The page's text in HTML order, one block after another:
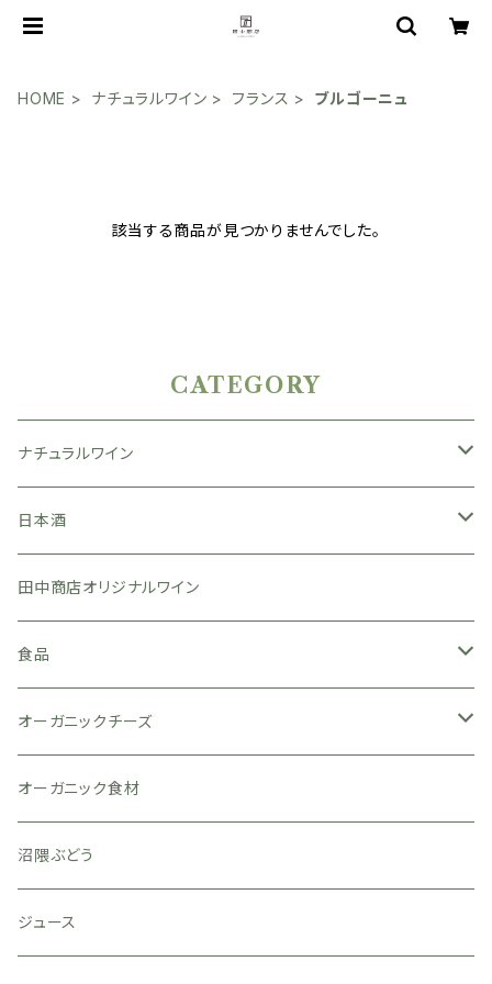
HOME ナチュラルワイン フランス ブルゴーニュ
該当する商品が見つかりませんでした。
CATEGORY
ナチュラルワイン
日本
広島県
岡山県
北海道
フランス
ブルゴーニュ
ロワール
イタリア
スペイン
オーストラリア
南アフリカ
赤ワイン
日本酒
広島県
亀齢酒造
山岡酒造
山口県
八百新酒造
田中商店オリジナルワイン
食品
味噌
名刀味噌本舗
ジュース
お茶
オーガニックチーズ
ヴィアザビオ
オーガニック食材
沼隈ぶどう
ジュース